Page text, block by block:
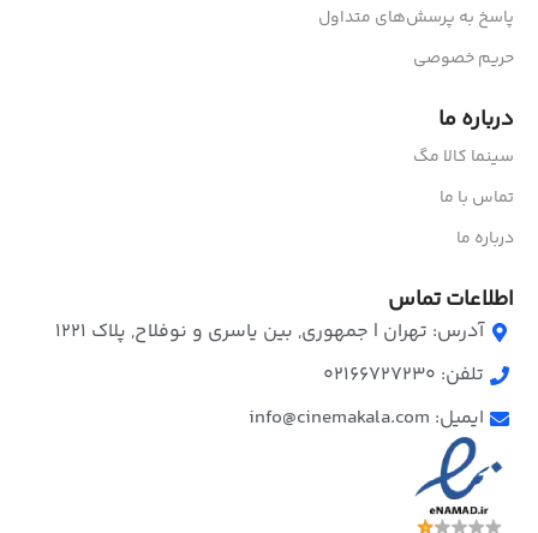
پاسخ به پرسش‌های متداول
حریم خصوصی
درباره ما
سینما کالا مگ
تماس با ما
درباره ما
اطلاعات تماس
آدرس: تهران | جمهوری, بین یاسری و نوفلاح, پلاک ۱۲۲۱
تلفن: 02166727230
ایمیل: info@cinemakala.com